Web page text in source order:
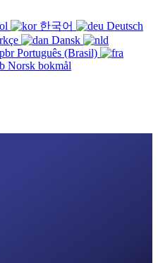
한국어
Deutsch
Dansk
Português (Brasil)
Norsk bokmål